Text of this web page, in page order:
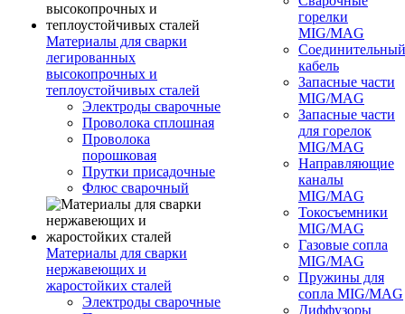
Материалы для сварки
легированных
высокопрочных и
теплоустойчивых сталей
Электроды сварочные
Проволока сплошная
Проволока
порошковая
Прутки присадочные
Флюс сварочный
Материалы для сварки
нержавеющих и
жаростойких сталей
Электроды сварочные
горелки
MIG/MAG
Соединительный
кабель
Запасные части
MIG/MAG
Запасные части
для горелок
MIG/MAG
Направляющие
каналы
MIG/MAG
Токосъемники
MIG/MAG
Газовые сопла
MIG/MAG
Пружины для
сопла MIG/MAG
Диффузоры